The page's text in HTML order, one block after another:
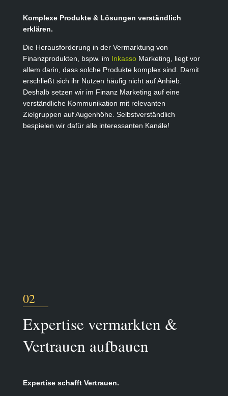
Komplexe Produkte & Lösungen verständlich
erklären.
Die Herausforderung in der Vermarktung von
Finanzprodukten, bspw. im InkassoMarketing, liegt vor
allem darin, dass solche Produkte komplex sind. Damit
erschließt sich ihr Nutzen häufig nicht auf Anhieb.
Deshalb setzen wir im Finanz Marketing auf eine
verständliche Kommunikation mit relevanten
Zielgruppen auf Augenhöhe. Selbstverständlich
bespielen wir dafür alle interessanten Kanäle!
02
Expertise vermarkten &
Vertrauen aufbauen
Expertise schafft Vertrauen.